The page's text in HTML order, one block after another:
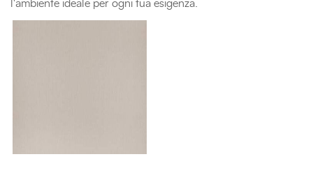
l'ambiente ideale per ogni tua esigenza.